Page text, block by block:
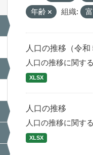
年齢
組織:
人口の推移（令和
人口の推移に関す
XLSX
人口の推移
人口の推移に関す
XLSX